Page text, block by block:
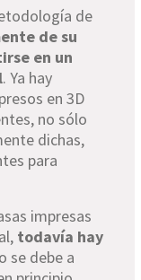
de
de su
en un
. Ya hay
en 3D
no sólo
dichas,
para
impresas
todavía hay
se debe a